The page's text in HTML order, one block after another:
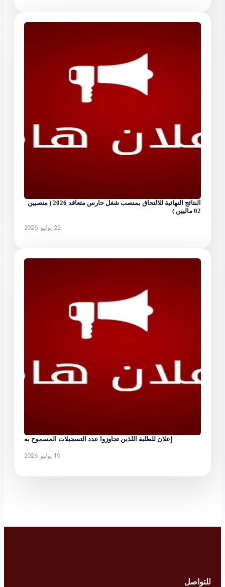
النتائج النهائية للالتحاق بمنصب شغل حارس متعاقد 2026 ( منصبين
02 ماليين )
22 يوليو 2026
إعلان للطلبة اللذين تجاوزوا عدد التسجيلات المسموح به
19 يوليو 2026
للتواصل